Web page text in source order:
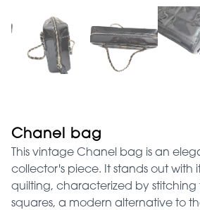
Chanel bag
This vintage Chanel bag is an
collector's piece. It stands out with
quilting, characterized by stitching
squares, a modern alternative to